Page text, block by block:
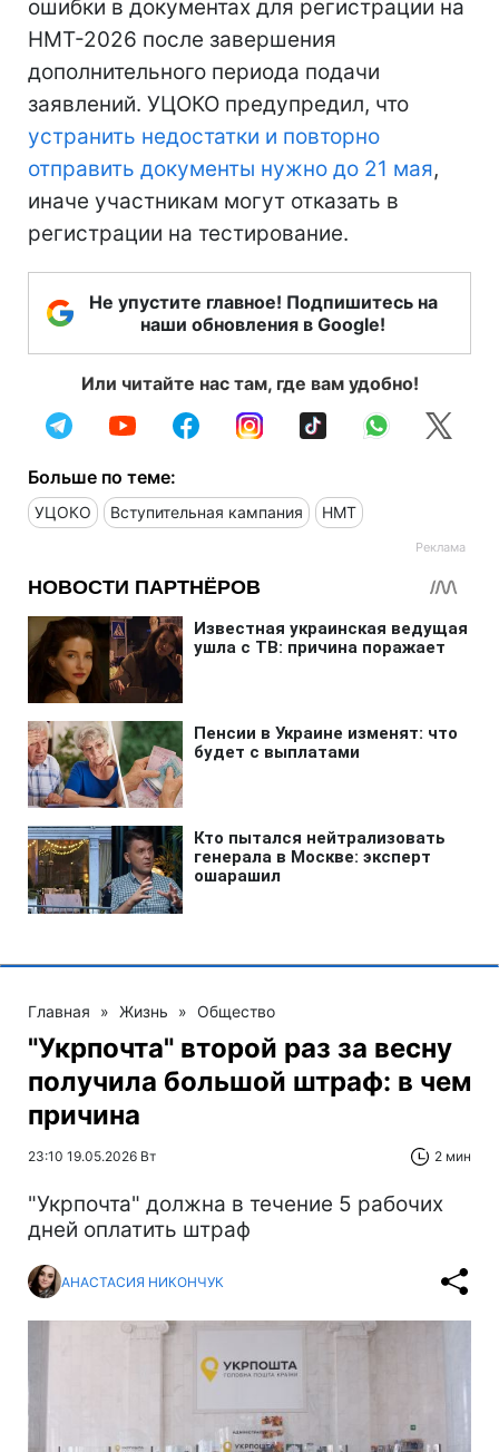
ошибки в документах для регистрации на
НМТ-2026 после завершения
дополнительного периода подачи
заявлений. УЦОКО предупредил, что
устранить недостатки и повторно
отправить документы нужно до 21 мая,
иначе участникам могут отказать в
регистрации на тестирование.
Не упустите главное! Подпишитесь на
наши обновления в Google!
Или читайте нас там, где вам удобно!
Больше по теме:
УЦОКО Вступительная кампания НМТ
Главная » Жизнь » Общество
"Укрпочта" второй раз за весну
получила большой штраф: в чем
причина
23:10 19.05.2026 Вт 2 мин
"Укрпочта" должна в течение 5 рабочих
дней оплатить штраф
АНАСТАСИЯ НИКОНЧУК